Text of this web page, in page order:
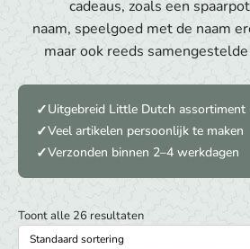
cadeaus, zoals een
naam, speelgoed met de naam
maar ook reeds
Uitgebreid Little Dutch assortiment
Veel artikelen persoonlijk te maken
Verzonden binnen 2–4 werkdagen
Toont alle 26 resultaten